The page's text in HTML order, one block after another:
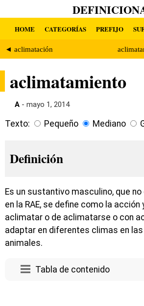
HOME CATEGORÍAS PREFIJO
◄ aclimatación
aclimatamiento
A - mayo 1, 2014
Texto: Pequeño Mediano
Definición
Es un sustantivo masculino, que
en la RAE, se define como la acción
aclimatar o de aclimatarse o con
adaptar en diferentes climas en
animales.
Tabla de contenido